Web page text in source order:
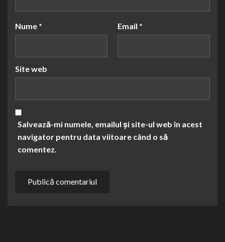
Nume * Email *
Site web
Salvează-mi numele, emailul și site-ul web în acest
navigator pentru data viitoare când o să
comentez.